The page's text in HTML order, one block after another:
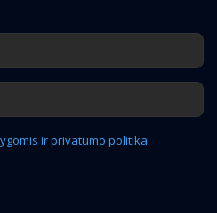
ir privatumo politika